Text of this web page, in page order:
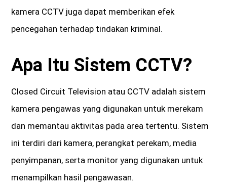
kamera CCTV juga dapat memberikan efek
pencegahan terhadap tindakan kriminal.
Apa Itu Sistem CCTV?
Closed Circuit Television atau CCTV adalah sistem
kamera pengawas yang digunakan untuk merekam
dan memantau aktivitas pada area tertentu. Sistem
ini terdiri dari kamera, perangkat perekam, media
penyimpanan, serta monitor yang digunakan untuk
menampilkan hasil pengawasan.